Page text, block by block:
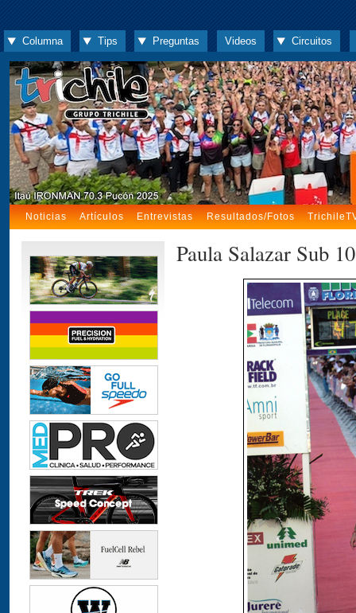
Columna Tips Preguntas Videos Circuitos
Noticias Artículos Entrevistas Resultados/Fotos
Paula Salazar Sub 10